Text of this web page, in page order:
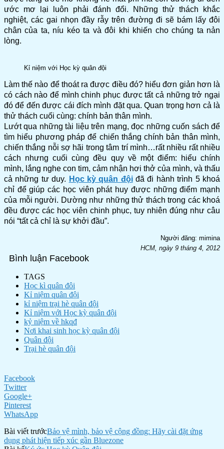
ước mơ lại luôn phải đánh đổi. Những thử thách khắc
nghiệt, các gai nhọn đầy rẫy trên đường đi sẽ bám lấy đôi
chân của ta, níu kéo ta và đôi khi khiến cho chúng ta nản
lòng.
Kỉ niệm với Học kỳ quân đội
Làm thế nào để thoát ra được điều đó? hiểu đơn giản hơn là
có cách nào để mình chinh phục được tất cả những trở ngại
đó để đến được cái đích mình đặt qua. Quan trọng hơn cả là
thử thách cuối cùng: chính bản thân mình.
Lướt qua những tài liệu trên mạng, đọc những cuốn sách để
tìm hiểu phương pháp để chiến thắng chính bản thân mình,
chiến thắng nỗi sợ hãi trong tâm trí mình…rất nhiều rất nhiều
cách nhưng cuối cùng đều quy về một điểm: hiểu chính
mình, lắng nghe con tim, cảm nhận hơi thở của mình, và thấu
cả những tư duy. Học kỳ quân độiđã đi hành trình 5 khoá
chỉ để giúp các học viên phát huy được những điểm mạnh
của mỗi người. Dường như những thử thách trong các khoá
đều được các học viên chinh phục, tuy nhiên đúng như câu
nói “tất cả chỉ là sự khởi đầu”.
Người đăng: mimina
HCM, ngày 9 tháng 4, 2012
Bình luận Facebook
TAGS
Học kì quân đôi
Kỉ niệm quân đội
kỉ niệm trại hè quân đội
Kỉ niệm với Học kỳ quân đội
kỷ niệm về hkqđ
Nơi khai sinh học kỳ quân đội
Quân đội
Trại hè quân đội
Facebook
Twitter
Google+
Pinterest
WhatsApp
Bài viết trướcBảo vệ mình, bảo vệ cộng đồng: Hãy cài đặt ứng
dụng phát hiện tiếp xúc gần Bluezone